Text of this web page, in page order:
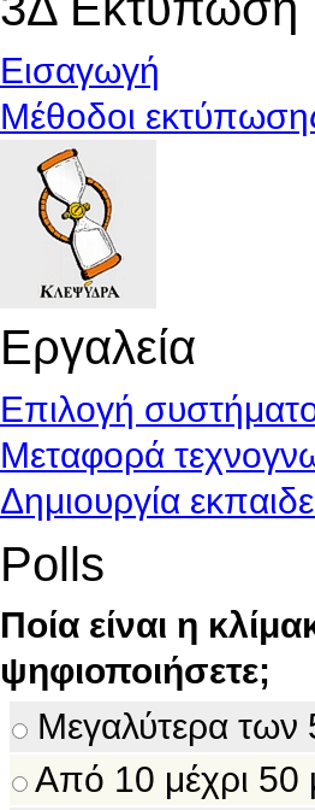
Εισαγωγή
Μέθοδοι
Εργαλεία
Επιλογή
Μεταφορά
Δημιουργία
Polls
Ποία είναι η
ψηφιοποιήσετε;
Μεγαλύτερα των
Από 10 μέχρι 50